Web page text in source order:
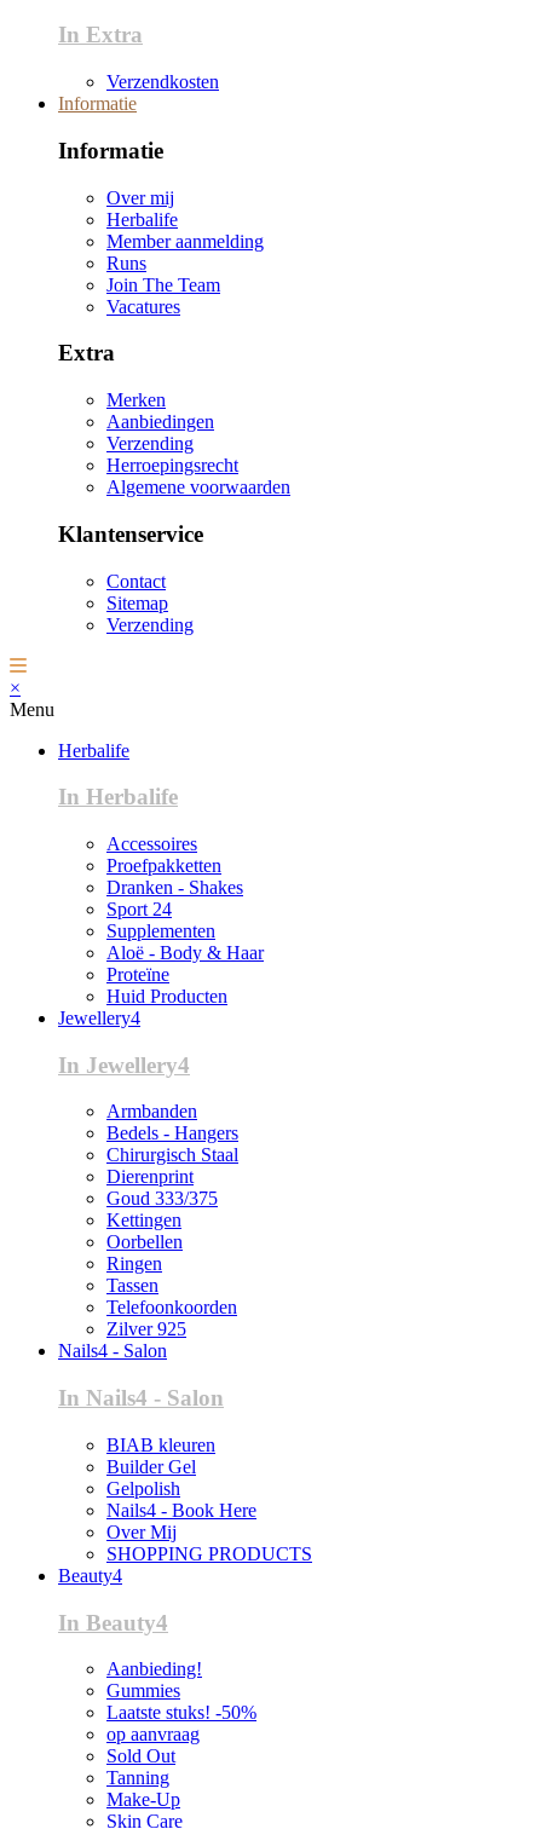
In Extra
Verzendkosten
Informatie
Informatie
Over mij
Herbalife
Member aanmelding
Runs
Join The Team
Vacatures
Extra
Merken
Aanbiedingen
Verzending
Herroepingsrecht
Algemene voorwaarden
Klantenservice
Contact
Sitemap
Verzending
×
Menu
Herbalife
In Herbalife
Accessoires
Proefpakketten
Dranken - Shakes
Sport 24
Supplementen
Aloë - Body & Haar
Proteïne
Huid Producten
Jewellery4
In Jewellery4
Armbanden
Bedels - Hangers
Chirurgisch Staal
Dierenprint
Goud 333/375
Kettingen
Oorbellen
Ringen
Tassen
Telefoonkoorden
Zilver 925
Nails4 - Salon
In Nails4 - Salon
BIAB kleuren
Builder Gel
Gelpolish
Nails4 - Book Here
Over Mij
SHOPPING PRODUCTS
Beauty4
In Beauty4
Aanbieding!
Gummies
Laatste stuks! -50%
op aanvraag
Sold Out
Tanning
Make-Up
Skin Care